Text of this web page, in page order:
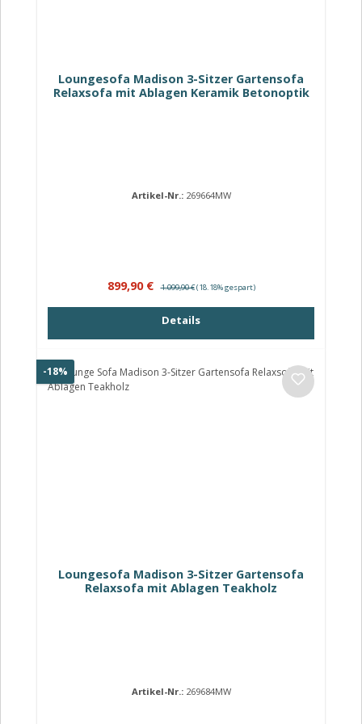
Loungesofa Madison 3-Sitzer Gartensofa
Relaxsofa mit Ablagen Keramik Betonoptik
Artikel-Nr.: 269664MW
Verkaufspreis:
899,90 € Regulärer Preis:
1.099,90 €(18.18% gespart)
Details
-18% Rabatt
Loungesofa Madison 3-Sitzer Gartensofa
Relaxsofa mit Ablagen Teakholz
Artikel-Nr.: 269684MW